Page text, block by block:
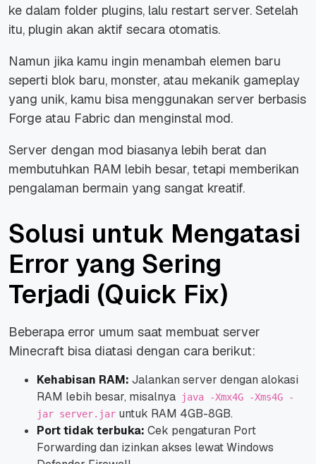
ke dalam folder plugins, lalu restart server. Setelah
itu, plugin akan aktif secara otomatis.
Namun jika kamu ingin menambah elemen baru
seperti blok baru, monster, atau mekanik gameplay
yang unik, kamu bisa menggunakan server berbasis
Forge atau Fabric dan menginstal mod.
Server dengan mod biasanya lebih berat dan
membutuhkan RAM lebih besar, tetapi memberikan
pengalaman bermain yang sangat kreatif.
Solusi untuk Mengatasi
Error yang Sering
Terjadi (Quick Fix)
Beberapa error umum saat membuat server
Minecraft bisa diatasi dengan cara berikut:
Kehabisan RAM: Jalankan server dengan alokasi
RAM lebih besar, misalnya
java -Xmx4G -Xms4G -
jar server.jar untuk RAM 4GB-8GB.
Port tidak terbuka: Cek pengaturan Port
Forwarding dan izinkan akses lewat Windows